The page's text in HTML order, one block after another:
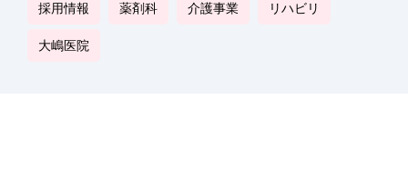
採用情報 薬剤科 介護事業 リハビリ
大嶋医院